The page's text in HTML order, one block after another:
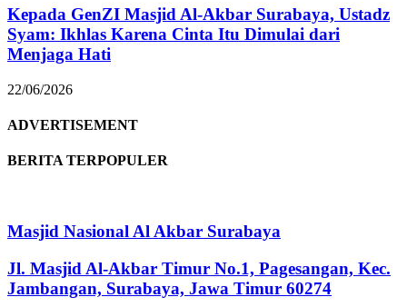
Kepada GenZI Masjid Al-Akbar Surabaya, Ustadz
Syam: Ikhlas Karena Cinta Itu Dimulai dari
Menjaga Hati
22/06/2026
ADVERTISEMENT
BERITA TERPOPULER
Masjid Nasional Al Akbar Surabaya
Jl. Masjid Al-Akbar Timur No.1, Pagesangan, Kec.
Jambangan, Surabaya, Jawa Timur 60274